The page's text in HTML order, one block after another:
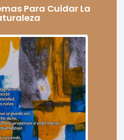
Para Cuidar La